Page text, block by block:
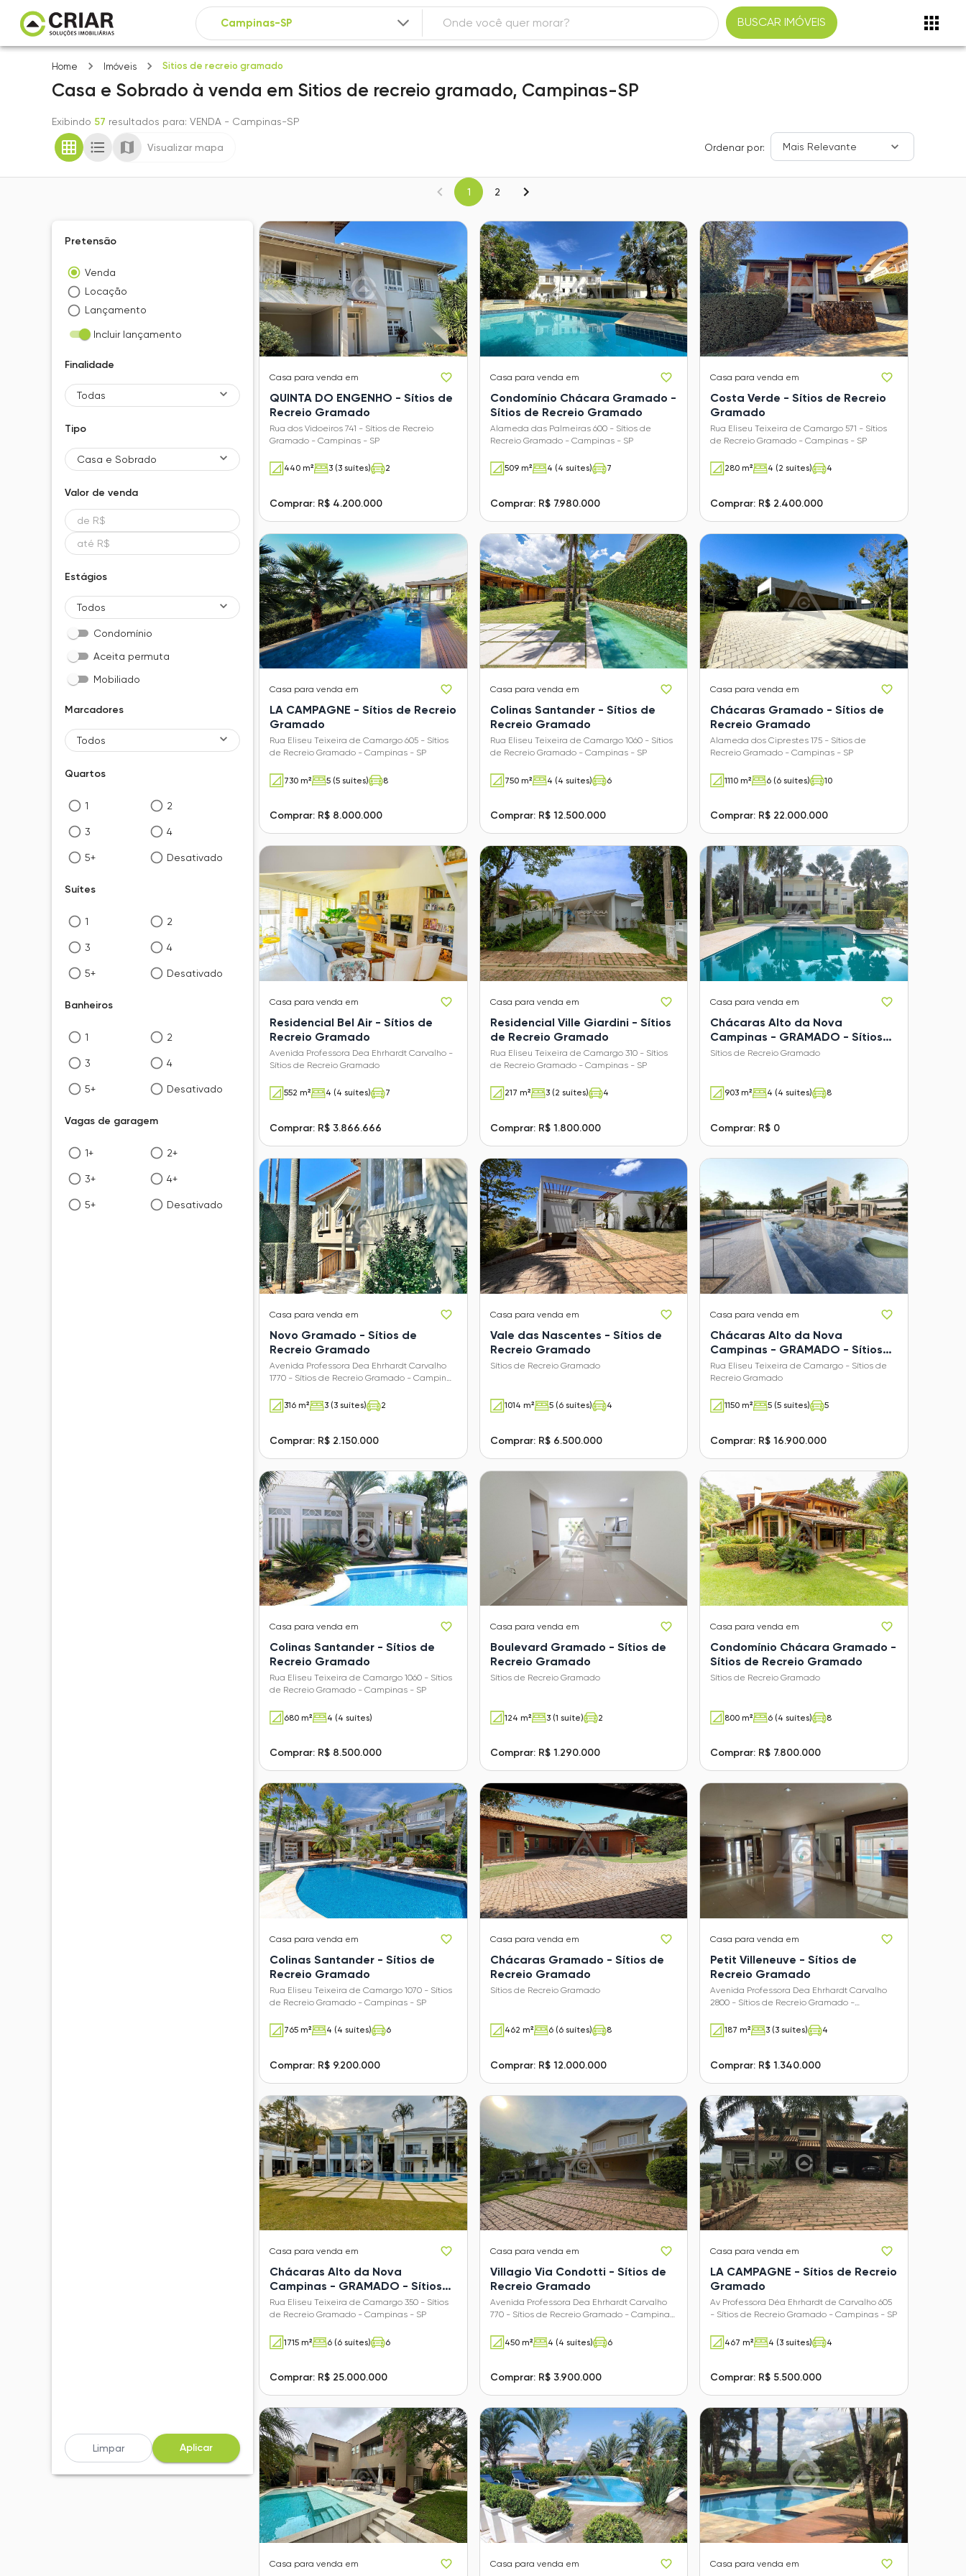
BUSCAR IMÓVEIS
Home Imóveis Sitios de recreio gramado
Casa e Sobrado à venda em Sitios de recreio gramado, Campinas-SP
Exibindo 57 resultados para: VENDA - Campinas-SP
Visualizar mapa Ordenar por: Mais Relevante
1 2
Pretensão
Venda
Locação
Lançamento
Incluir lançamento
Finalidade
Todas
Tipo
Casa e Sobrado
Valor de venda
Estágios
Todos
Condomínio
Aceita permuta
Mobiliado
Marcadores
Todos
Quartos
1 2
3 4
5+ Desativado
Suítes
1 2
3 4
5+ Desativado
Banheiros
1 2
3 4
5+ Desativado
Vagas de garagem
1+ 2+
3+ 4+
5+ Desativado
Limpar Aplicar
Casa para venda em
QUINTA DO ENGENHO - Sítios de
Recreio Gramado
Rua dos Vidoeiros 741 - Sítios de Recreio
Gramado - Campinas - SP
440 m² 3 (3 suítes) 2
Comprar: R$ 4.200.000
Casa para venda em
Condomínio Chácara Gramado -
Sítios de Recreio Gramado
Alameda das Palmeiras 600 - Sítios de
Recreio Gramado - Campinas - SP
509 m² 4 (4 suítes) 7
Comprar: R$ 7.980.000
Casa para venda em
Costa Verde - Sítios de Recreio
Gramado
Rua Eliseu Teixeira de Camargo 571 - Sítios
de Recreio Gramado - Campinas - SP
280 m² 4 (2 suítes) 4
Comprar: R$ 2.400.000
Casa para venda em
LA CAMPAGNE - Sítios de Recreio
Gramado
Rua Eliseu Teixeira de Camargo 605 - Sítios
de Recreio Gramado - Campinas - SP
730 m² 5 (5 suítes) 8
Comprar: R$ 8.000.000
Casa para venda em
Colinas Santander - Sítios de
Recreio Gramado
Rua Eliseu Teixeira de Camargo 1060 - Sítios
de Recreio Gramado - Campinas - SP
750 m² 4 (4 suítes) 6
Comprar: R$ 12.500.000
Casa para venda em
Chácaras Gramado - Sítios de
Recreio Gramado
Alameda dos Ciprestes 175 - Sítios de
Recreio Gramado - Campinas - SP
1110 m² 6 (6 suítes) 10
Comprar: R$ 22.000.000
Casa para venda em
Residencial Bel Air - Sítios de
Recreio Gramado
Avenida Professora Dea Ehrhardt Carvalho -
Sítios de Recreio Gramado
552 m² 4 (4 suítes) 7
Comprar: R$ 3.866.666
Casa para venda em
Residencial Ville Giardini - Sítios
de Recreio Gramado
Rua Eliseu Teixeira de Camargo 310 - Sítios
de Recreio Gramado - Campinas - SP
217 m² 3 (2 suítes) 4
Comprar: R$ 1.800.000
Casa para venda em
Chácaras Alto da Nova
Campinas - GRAMADO - Sítios
de Recreio Gramado
Sítios de Recreio Gramado
903 m² 4 (4 suítes) 8
Comprar: R$ 0
Casa para venda em
Novo Gramado - Sítios de
Recreio Gramado
Avenida Professora Dea Ehrhardt Carvalho
1770 - Sítios de Recreio Gramado - Campinas
316 m²
3 (3 suítes) 2
Comprar: R$ 2.150.000
Casa para venda em
Vale das Nascentes - Sítios de
Recreio Gramado
Sítios de Recreio Gramado
1014 m² 5 (6 suítes) 4
Comprar: R$ 6.500.000
Casa para venda em
Chácaras Alto da Nova
Campinas - GRAMADO - Sítios
de Recreio Gramado
Rua Eliseu Teixeira de Camargo - Sítios de
Recreio Gramado
1150 m² 5 (5 suítes) 5
Comprar: R$ 16.900.000
Casa para venda em
Colinas Santander - Sítios de
Recreio Gramado
Rua Eliseu Teixeira de Camargo 1060 - Sítios
de Recreio Gramado - Campinas - SP
680 m² 4 (4 suítes)
Comprar: R$ 8.500.000
Casa para venda em
Boulevard Gramado - Sítios de
Recreio Gramado
Sítios de Recreio Gramado
124 m² 3 (1 suíte) 2
Comprar: R$ 1.290.000
Casa para venda em
Condomínio Chácara Gramado -
Sítios de Recreio Gramado
Sítios de Recreio Gramado
800 m² 6 (4 suítes) 8
Comprar: R$ 7.800.000
Casa para venda em
Colinas Santander - Sítios de
Recreio Gramado
Rua Eliseu Teixeira de Camargo 1070 - Sítios
de Recreio Gramado - Campinas - SP
765 m² 4 (4 suítes) 6
Comprar: R$ 9.200.000
Casa para venda em
Chácaras Gramado - Sítios de
Recreio Gramado
Sítios de Recreio Gramado
462 m² 6 (6 suítes) 8
Comprar: R$ 12.000.000
Casa para venda em
Petit Villeneuve - Sítios de
Recreio Gramado
Avenida Professora Dea Ehrhardt Carvalho
2800 - Sítios de Recreio Gramado -
187 m²
3 (3 suítes) 4
Comprar: R$ 1.340.000
Casa para venda em
Chácaras Alto da Nova
Campinas - GRAMADO - Sítios
de Recreio Gramado
Rua Eliseu Teixeira de Camargo 350 - Sítios
de Recreio Gramado - Campinas - SP
1715 m² 6 (6 suítes) 6
Comprar: R$ 25.000.000
Casa para venda em
Villagio Via Condotti - Sítios de
Recreio Gramado
Avenida Professora Dea Ehrhardt Carvalho
770 - Sítios de Recreio Gramado - Campinas
450 m²
4 (4 suítes) 6
Comprar: R$ 3.900.000
Casa para venda em
LA CAMPAGNE - Sítios de Recreio
Gramado
Av Professora Déa Ehrhardt de Carvalho 605
- Sítios de Recreio Gramado - Campinas - SP
467 m² 4 (3 suítes) 4
Comprar: R$ 5.500.000
Casa para venda em Casa para venda em Casa para venda em